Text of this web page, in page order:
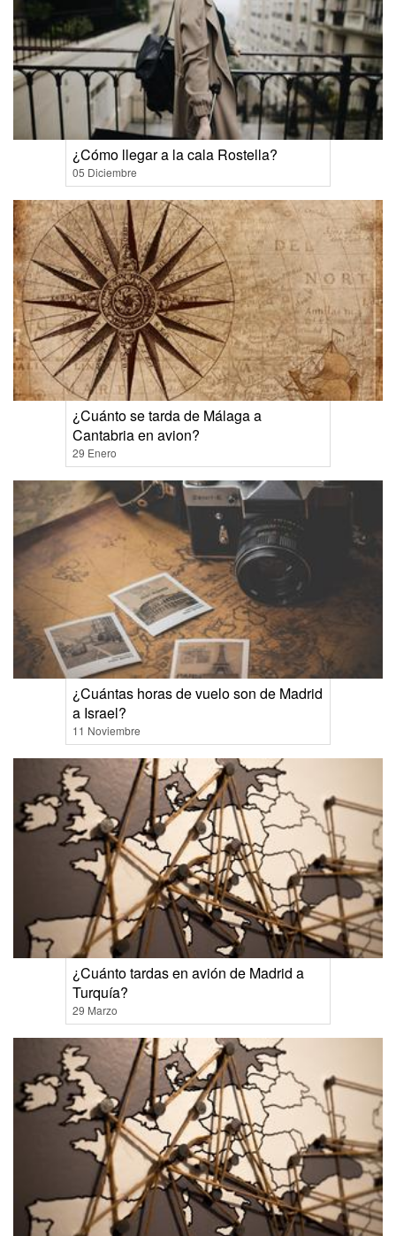
¿Cómo llegar a la cala Rostella?
05 Diciembre
¿Cuánto se tarda de Málaga a
Cantabria en avion?
29 Enero
¿Cuántas horas de vuelo son de Madrid
a Israel?
11 Noviembre
¿Cuánto tardas en avión de Madrid a
Turquía?
29 Marzo